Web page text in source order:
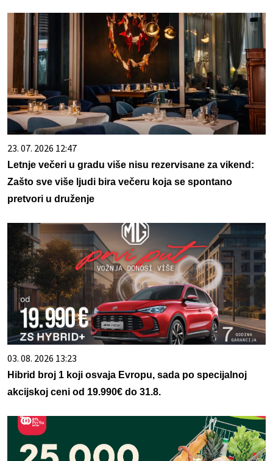
23. 07. 2026 12:47
Letnje večeri u gradu više nisu rezervisane za vikend:
Zašto sve više ljudi bira večeru koja se spontano
pretvori u druženje
03. 08. 2026 13:23
Hibrid broj 1 koji osvaja Evropu, sada po specijalnoj
akcijskoj ceni od 19.990€ do 31.8.